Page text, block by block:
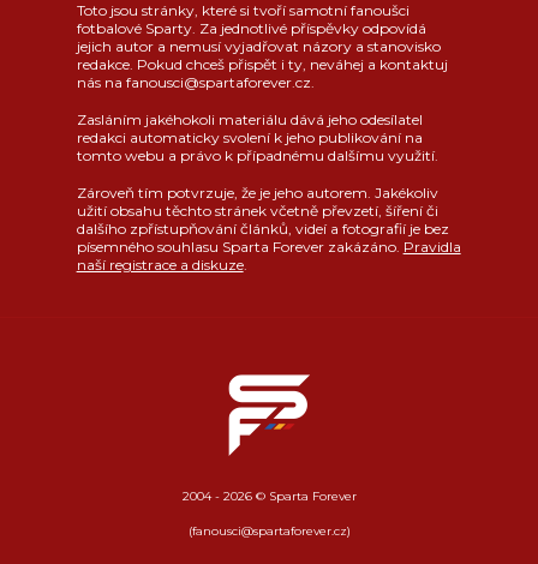
Toto jsou stránky, které si tvoří samotní fanoušci
fotbalové Sparty. Za jednotlivé příspěvky odpovídá
jejich autor a nemusí vyjadřovat názory a stanovisko
redakce. Pokud chceš přispět i ty, neváhej a kontaktuj
nás na fanousci@spartaforever.cz.
Zasláním jakéhokoli materiálu dává jeho odesílatel
redakci automaticky svolení k jeho publikování na
tomto webu a právo k případnému dalšímu využití.
Zároveň tím potvrzuje, že je jeho autorem. Jakékoliv
užití obsahu těchto stránek včetně převzetí, šíření či
dalšího zpřístupňování článků, videí a fotografií je bez
písemného souhlasu Sparta Forever zakázáno. Pravidla
naší registrace a diskuze.
2004 - 2026 © Sparta Forever
(fanousci@spartaforever.cz)